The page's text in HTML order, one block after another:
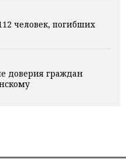
человек, погибших
доверия граждан